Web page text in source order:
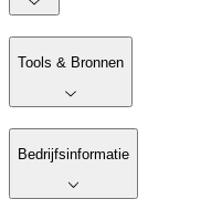
Tools & Bronnen
Bedrijfsinformatie